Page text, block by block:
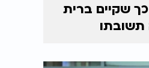
שקיים ברית
תשובתו